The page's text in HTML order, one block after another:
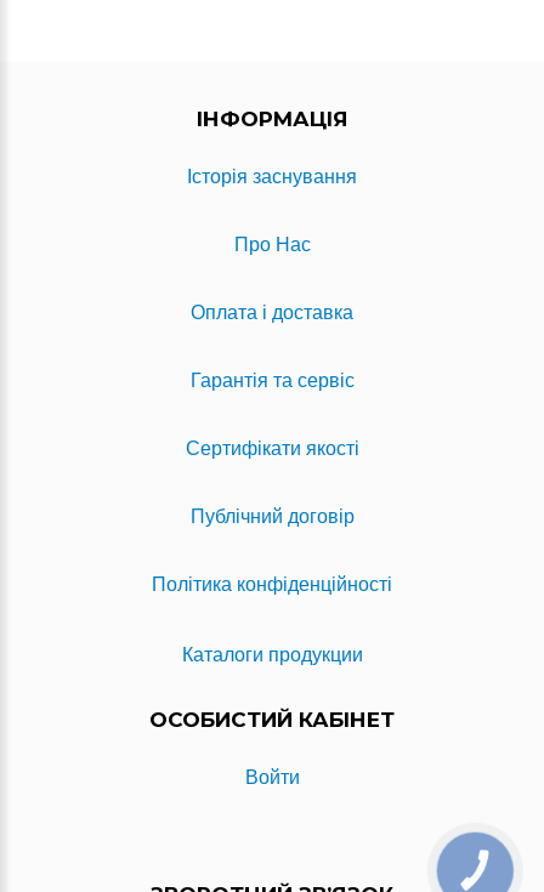
ІНФОРМАЦІЯ
Історія заснування
Про Нас
Оплата і доставка
Гарантія та сервіс
Сертифікати якості
Публічний договір
Політика конфіденційності
Каталоги продукции
ОСОБИСТИЙ КАБІНЕТ
Войти
КНОПКА
ЗВ'ЯЗКУ